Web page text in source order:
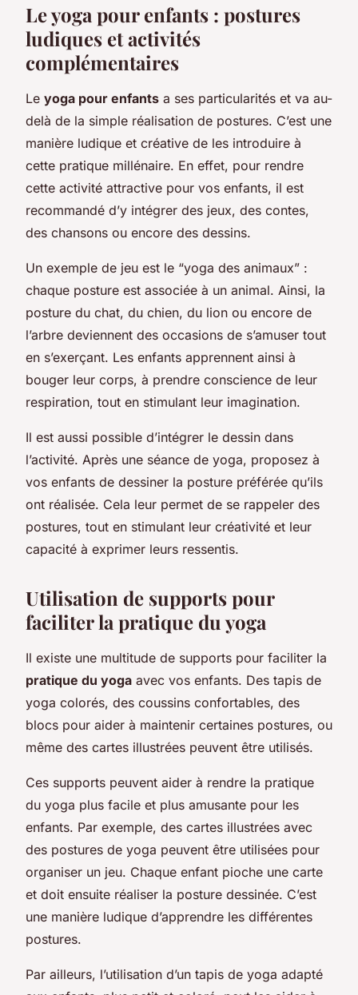
Le yoga pour enfants : postures
ludiques et activités
complémentaires
Le yoga pour enfants a ses particularités et va au-
delà de la simple réalisation de postures. C’est une
manière ludique et créative de les introduire à
cette pratique millénaire. En effet, pour rendre
cette activité attractive pour vos enfants, il est
recommandé d’y intégrer des jeux, des contes,
des chansons ou encore des dessins.
Un exemple de jeu est le “yoga des animaux” :
chaque posture est associée à un animal. Ainsi, la
posture du chat, du chien, du lion ou encore de
l’arbre deviennent des occasions de s’amuser tout
en s’exerçant. Les enfants apprennent ainsi à
bouger leur corps, à prendre conscience de leur
respiration, tout en stimulant leur imagination.
Il est aussi possible d’intégrer le dessin dans
l’activité. Après une séance de yoga, proposez à
vos enfants de dessiner la posture préférée qu’ils
ont réalisée. Cela leur permet de se rappeler des
postures, tout en stimulant leur créativité et leur
capacité à exprimer leurs ressentis.
Utilisation de supports pour
faciliter la pratique du yoga
Il existe une multitude de supports pour faciliter la
pratique du yoga avec vos enfants. Des tapis de
yoga colorés, des coussins confortables, des
blocs pour aider à maintenir certaines postures, ou
même des cartes illustrées peuvent être utilisés.
Ces supports peuvent aider à rendre la pratique
du yoga plus facile et plus amusante pour les
enfants. Par exemple, des cartes illustrées avec
des postures de yoga peuvent être utilisées pour
organiser un jeu. Chaque enfant pioche une carte
et doit ensuite réaliser la posture dessinée. C’est
une manière ludique d’apprendre les différentes
postures.
Par ailleurs, l’utilisation d’un tapis de yoga adapté